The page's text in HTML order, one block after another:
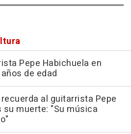
Pepe Habichuela en
de edad
al guitarrista Pepe
su muerte: "Su música